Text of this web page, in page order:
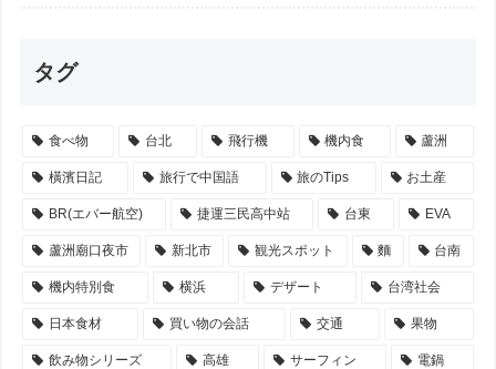
タグ
食べ物 台北 飛行機 機内食 蘆洲
橫濱日記 旅行で中国語 旅のTips お土産
BR(エバー航空) 捷運三民高中站 台東 EVA
蘆洲廟口夜市 新北市 観光スポット 麵 台南
機内特別食 横浜 デザート 台湾社会
日本食材 買い物の会話 交通 果物
飲み物シリーズ 高雄 サーフィン 電鍋